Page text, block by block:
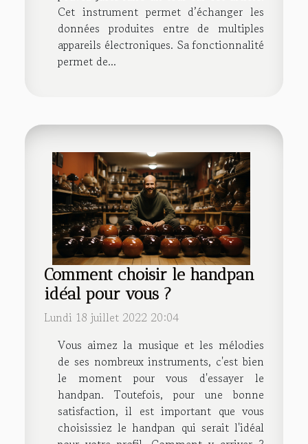
Cet instrument permet d’échanger les
données produites entre de multiples
appareils électroniques. Sa fonctionnalité
permet de...
Comment choisir le handpan
idéal pour vous ?
Lundi 18 juillet 2022 20:04
Vous aimez la musique et les mélodies
de ses nombreux instruments, c'est bien
le moment pour vous d'essayer le
handpan. Toutefois, pour une bonne
satisfaction, il est important que vous
choisissiez le handpan qui serait l'idéal